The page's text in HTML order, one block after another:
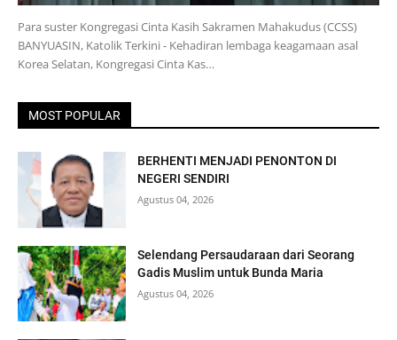
Para suster Kongregasi Cinta Kasih Sakramen Mahakudus (CCSS)
BANYUASIN, Katolik Terkini - Kehadiran lembaga keagamaan asal
Korea Selatan, Kongregasi Cinta Kas…
MOST POPULAR
BERHENTI MENJADI PENONTON DI
NEGERI SENDIRI
Agustus 04, 2026
Selendang Persaudaraan dari Seorang
Gadis Muslim untuk Bunda Maria
Agustus 04, 2026